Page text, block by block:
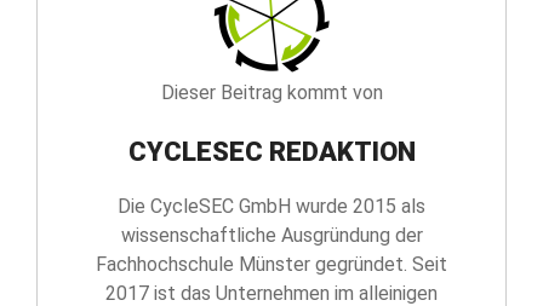
Dieser Beitrag kommt von
CYCLESEC REDAKTION
Die CycleSEC GmbH wurde 2015 als
wissenschaftliche Ausgründung der
Fachhochschule Münster gegründet. Seit
2017 ist das Unternehmen im alleinigen